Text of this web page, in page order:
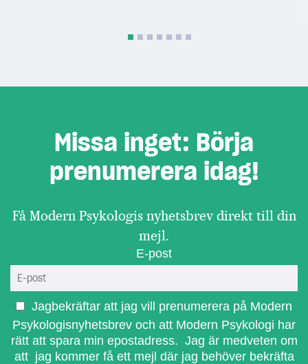
Missa inget: Börja
prenumerera idag!
Få Modern Psykologis nyhetsbrev direkt till din
mejl.
E-post
Jagbekräftar att jag vill prenumerera på Modern
Psykologisnyhetsbrev och att Modern Psykologi har
rätt att spara min epostadress. Jag är medveten om
att jag kommer få ett mejl där jag behöver bekräfta